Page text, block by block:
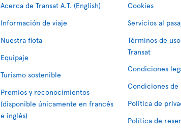
Acerca de Transat A.T. (English)
Información de viaje
Nuestra flota
Equipaje
Turismo sostenible
Premios y reconocimientos
(disponible únicamente en francés
e inglés)
Cookies
Servicios al
Términos de
Transat
Condiciones
Condiciones de
Política de
Política de